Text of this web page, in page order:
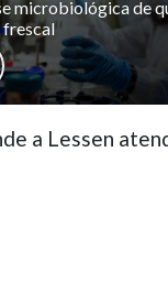
microbiológica de
frescal
a Lessen